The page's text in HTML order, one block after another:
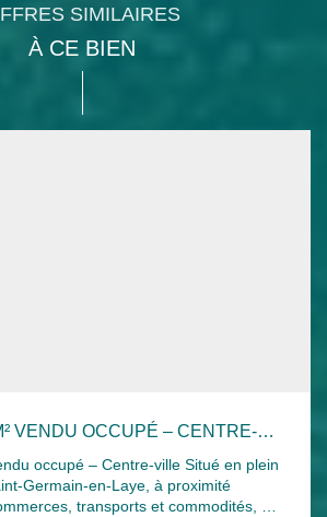
SIMILAIRES
À CE BIEN
STUDIO 26,5 M² VENDU OCCUPÉ – CENTRE-VILLE
occupé – Centre-ville Situé en plein
Germain-en-Laye, à proximité
transports et commodités, au